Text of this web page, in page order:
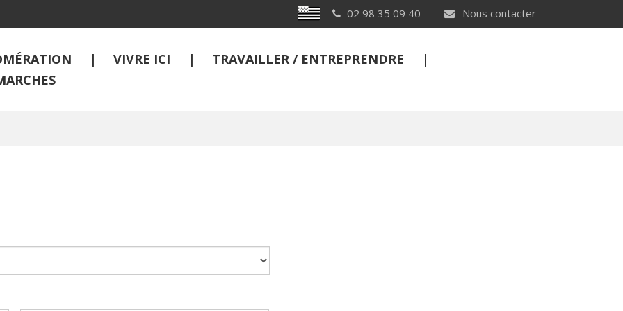
Breton 02 98 35 09 40 Nous contacter
VIVRE ICI
TRAVAILLER / ENTREPRENDRE